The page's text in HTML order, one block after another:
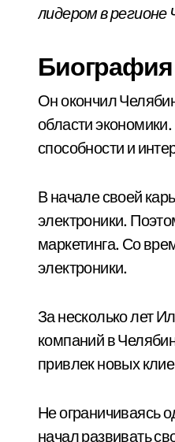
лидером в регионе
Биография
Он окончил
области
способности и
В начале своей
электроники.
маркетинга. Со
электроники.
За несколько лет
компаний в
привлек новых
Не ограничиваясь
начал развивать